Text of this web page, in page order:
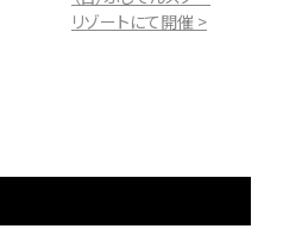
リゾートにて開催 >